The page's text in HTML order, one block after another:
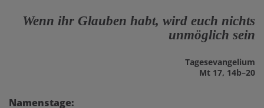
Wenn ihr Glauben habt, wird euch nichts
unmöglich sein
Tages­evangelium
Mt 17, 14b–20
Namenstage: